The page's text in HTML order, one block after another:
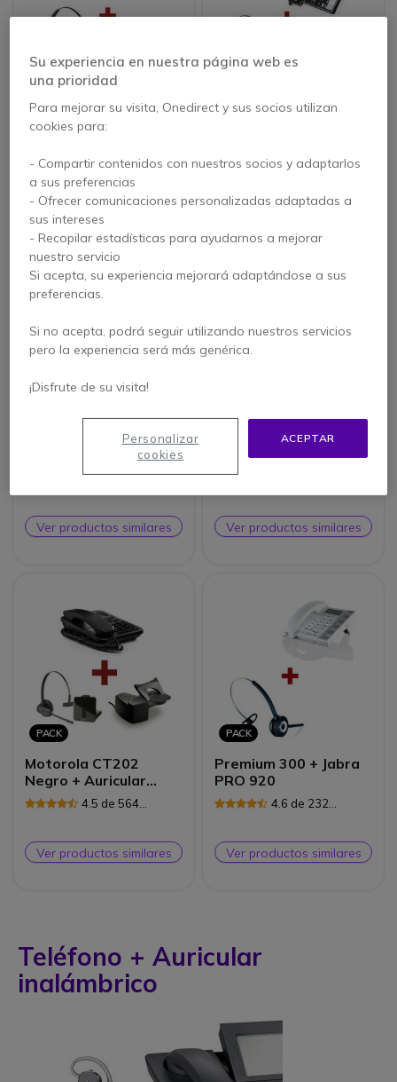
PACK
Premium 200 +
Plantronics CS540
Reseñas
Ver productos similares
Premium 300 +
Reseñas
Ver productos similares
Depaepe Premium
Plantronics CS540
4.5 de 466
Reseñas
Ver productos similares
Motorola CT202
Blanco + Auricular
Plantronics CS540 +
Reseñas
Ver productos similares
PACK
Motorola CT202
Negro + Auricular
Plantronics CS540 +
Descolgador
4.5 de 564
Ver productos similares
PACK
Premium 300 + Jabra
PRO 920
4.6 de 232
Ver productos similares
Teléfono + Auricular
inalámbrico
Su experiencia en nuestra página web es
una prioridad
Para mejorar su visita, Onedirect y sus socios utilizan
cookies para:
- Compartir contenidos con nuestros socios y adaptarlos
a sus preferencias
- Ofrecer comunicaciones personalizadas adaptadas a
sus intereses
- Recopilar estadísticas para ayudarnos a mejorar
nuestro servicio
Si acepta, su experiencia mejorará adaptándose a sus
preferencias.
Si no acepta, podrá seguir utilizando nuestros servicios
pero la experiencia será más genérica.
¡Disfrute de su visita!
ACEPTAR
Personalizar
cookies